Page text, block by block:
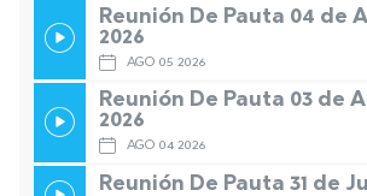
Reunión De Pauta 04 de
2026
AGO 05 2026
Reunión De Pauta 03 de
2026
AGO 04 2026
Reunión De Pauta 31 de